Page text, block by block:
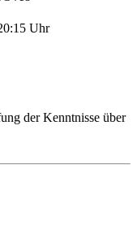
Uhr
der Kenntnisse über